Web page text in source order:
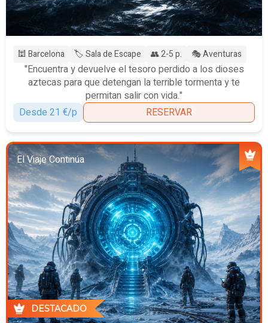
🕍 Barcelona 🏷️ Sala de Escape 👥 2-5 p. 🎭 Aventuras
"Encuentra y devuelve el tesoro perdido a los dioses
aztecas para que detengan la terrible tormenta y te
permitan salir con vida."
Desde 21 €/p
RESERVAR
El Viaje Continúa
DESTACADO